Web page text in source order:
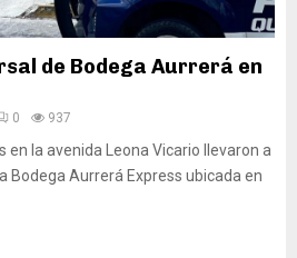
de Bodega Aurrerá en
0 937
en la avenida Leona Vicario llevaron a
Bodega Aurrerá Express ubicada en